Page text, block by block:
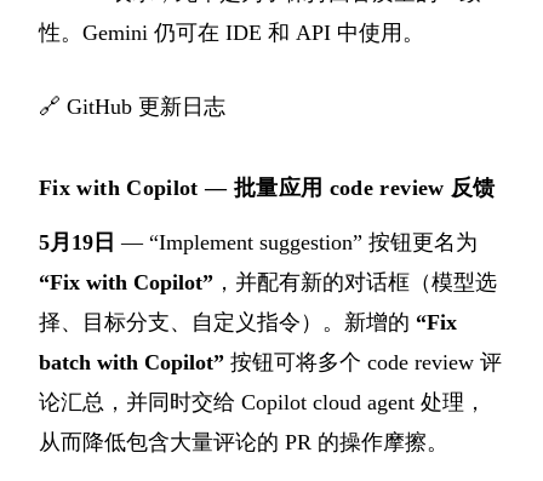
性。Gemini 仍可在 IDE 和 API 中使用。
🔗 GitHub 更新日志
Fix with Copilot — 批量应用 code review 反馈
5月19日 — “Implement suggestion” 按钮更名为
“Fix with Copilot” ，并配有新的对话框（模型选
择、目标分支、自定义指令）。新增的 “Fix
batch with Copilot” 按钮可将多个 code review 评
论汇总，并同时交给 Copilot cloud agent 处理，
从而降低包含大量评论的 PR 的操作摩擦。